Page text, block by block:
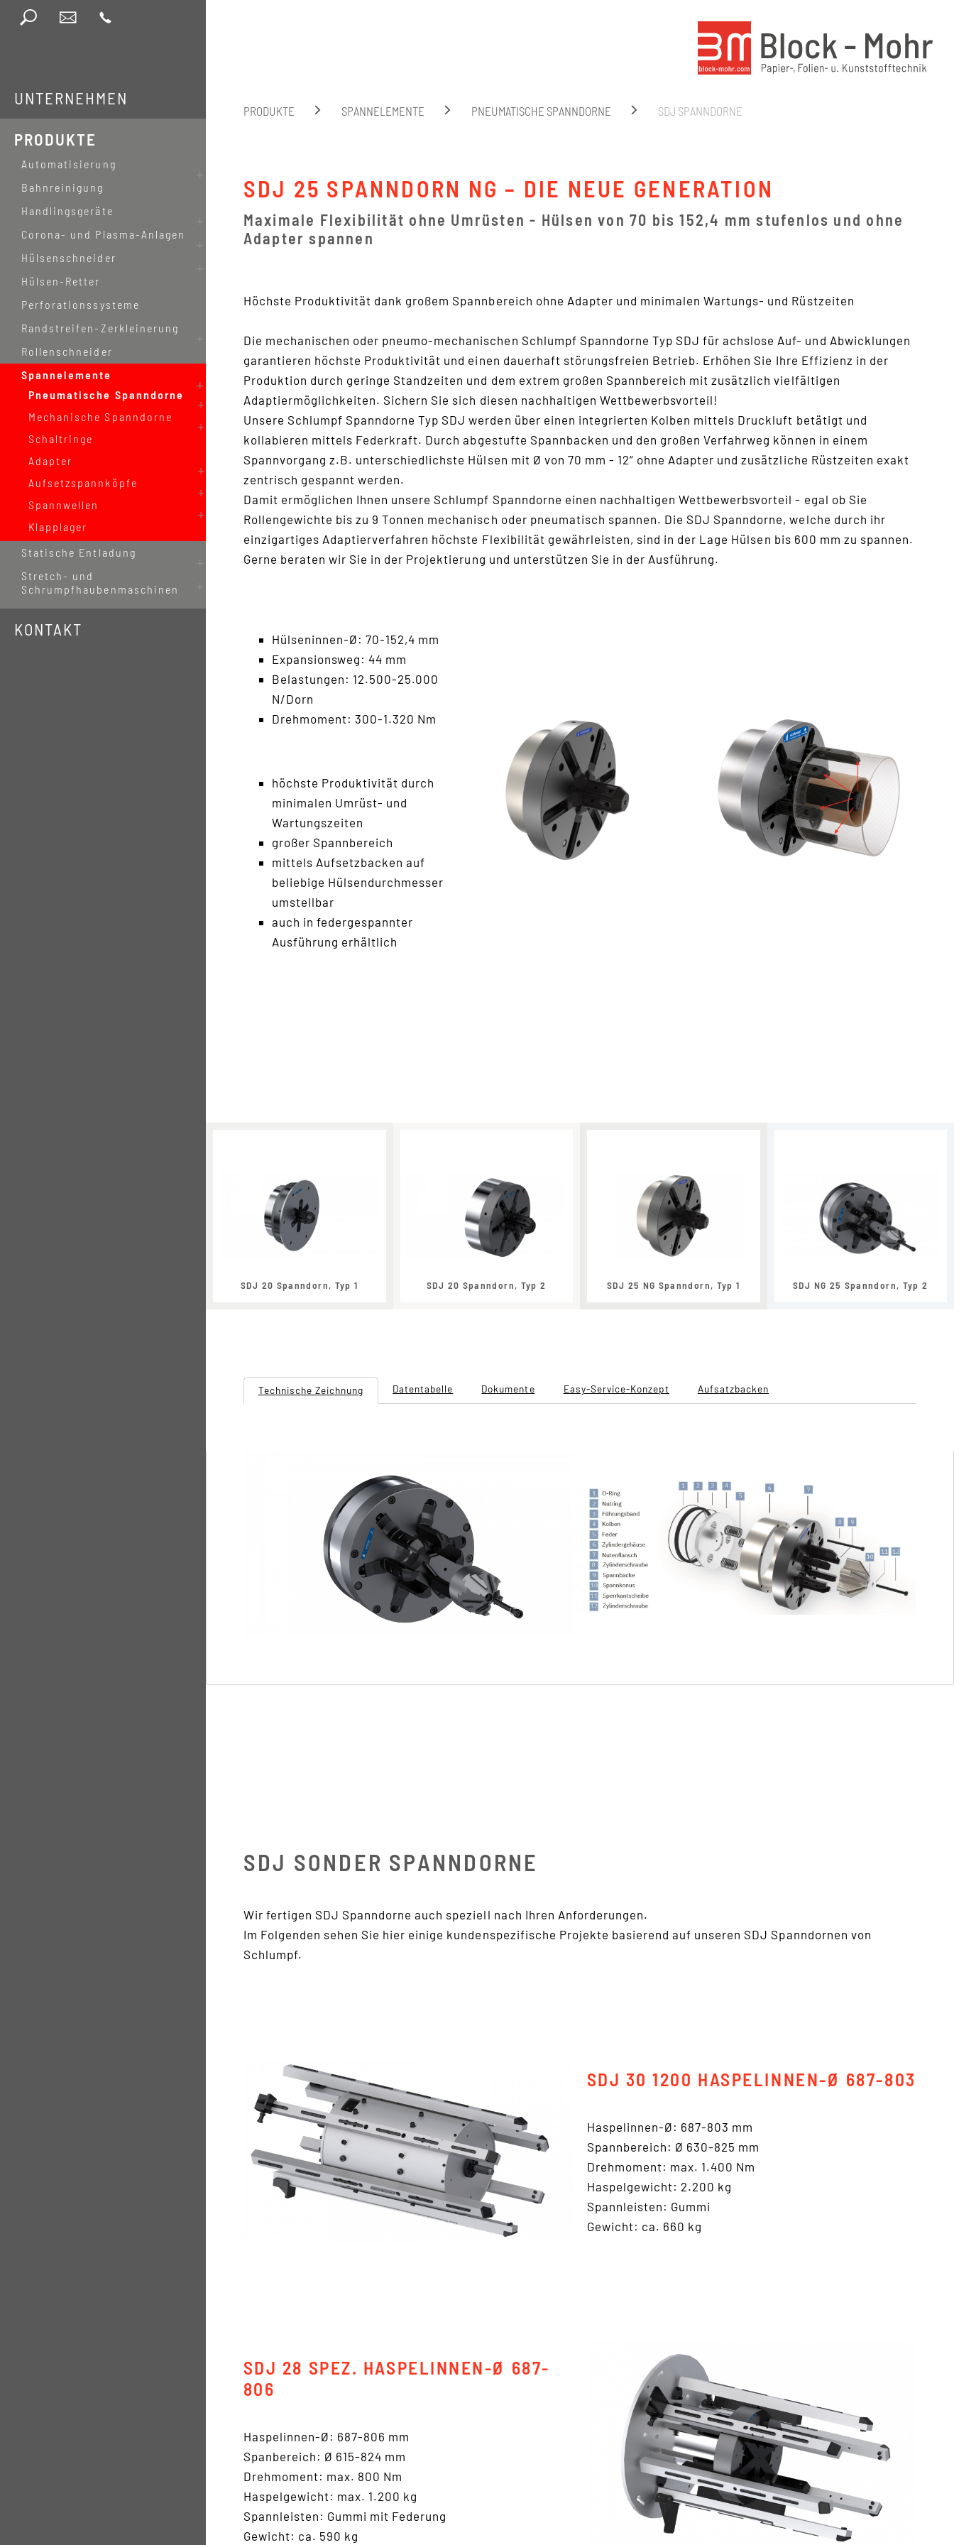
UNTERNEHMEN
PRODUKTE
Automatisierung
Bahnreinigung
Handlingsgeräte
Corona- und Plasma-Anlagen
Hülsenschneider
Hülsen-Retter
Perforationssysteme
Randstreifen-Zerkleinerung
Rollenschneider
Spannelemente
Pneumatische Spanndorne
Mechanische Spanndorne
Schaltringe
Adapter
Aufsetzspannköpfe
Spannwellen
Klapplager
Statische Entladung
Stretch- und
Schrumpfhaubenmaschinen
KONTAKT
PRODUKTE SPANNELEMENTE PNEUMATISCHE SPANNDORNE SDJ SPANNDORNE
SDJ 25 SPANNDORN NG – DIE NEUE GENERATION
Maximale Flexibilität ohne Umrüsten - Hülsen von 70 bis 152,4 mm stufenlos und ohne
Adapter spannen
Höchste Produktivität dank großem Spannbereich ohne Adapter und minimalen Wartungs- und Rüstzeiten
Die mechanischen oder pneumo-mechanischen Schlumpf Spanndorne Typ SDJ für achslose Auf- und Abwicklungen
garantieren höchste Produktivität und einen dauerhaft störungsfreien Betrieb. Erhöhen Sie Ihre Effizienz in der
Produktion durch geringe Standzeiten und dem extrem großen Spannbereich mit zusätzlich vielfältigen
Adaptiermöglichkeiten. Sichern Sie sich diesen nachhaltigen Wettbewerbsvorteil!
Unsere Schlumpf Spanndorne Typ SDJ werden über einen integrierten Kolben mittels Druckluft betätigt und
kollabieren mittels Federkraft. Durch abgestufte Spannbacken und den großen Verfahrweg können in einem
Spannvorgang z.B. unterschiedlichste Hülsen mit Ø von 70 mm - 12“ ohne Adapter und zusätzliche Rüstzeiten exakt
zentrisch gespannt werden.
Damit ermöglichen Ihnen unsere Schlumpf Spanndorne einen nachhaltigen Wettbewerbsvorteil - egal ob Sie
Rollengewichte bis zu 9 Tonnen mechanisch oder pneumatisch spannen. Die SDJ Spanndorne, welche durch ihr
einzigartiges Adaptierverfahren höchste Flexibilität gewährleisten, sind in der Lage Hülsen bis 600 mm zu spannen.
Gerne beraten wir Sie in der Projektierung und unterstützen Sie in der Ausführung.
Hülseninnen-Ø: 70-152,4 mm
Expansionsweg: 44 mm
Belastungen: 12.500-25.000
N/Dorn
Drehmoment: 300-1.320 Nm
höchste Produktivität durch
minimalen Umrüst- und
Wartungszeiten
großer Spannbereich
mittels Aufsetzbacken auf
beliebige Hülsendurchmesser
umstellbar
auch in federgespannter
Ausführung erhältlich
SDJ 20 Spanndorn, Typ 1 SDJ 20 Spanndorn, Typ 2 SDJ 25 NG Spanndorn, Typ 1 SDJ NG 25 Spanndorn, Typ 2
Technische Zeichnung Datentabelle Dokumente Easy-Service-Konzept Aufsatzbacken
SDJ SONDER SPANNDORNE
Wir fertigen SDJ Spanndorne auch speziell nach Ihren Anforderungen.
Im Folgenden sehen Sie hier einige kundenspezifische Projekte basierend auf unseren SDJ Spanndornen von
Schlumpf.
SDJ 30 1200 HASPELINNEN-Ø 687-803
Haspelinnen-Ø: 687-803 mm
Spannbereich: Ø 630-825 mm
Drehmoment: max. 1.400 Nm
Haspelgewicht: 2.200 kg
Spannleisten: Gummi
Gewicht: ca. 660 kg
SDJ 28 SPEZ. HASPELINNEN-Ø 687-
806
Haspelinnen-Ø: 687-806 mm
Spanbereich: Ø 615-824 mm
Drehmoment: max. 800 Nm
Haspelgewicht: max. 1.200 kg
Spannleisten: Gummi mit Federung
Gewicht: ca. 590 kg